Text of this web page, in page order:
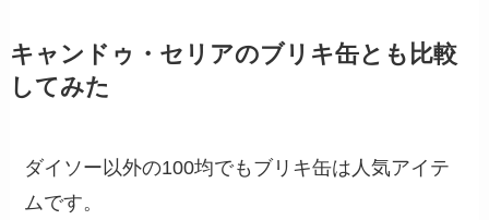
キャンドゥ・セリアのブリキ缶とも比較
してみた
ダイソー以外の100均でもブリキ缶は人気アイテ
ムです。